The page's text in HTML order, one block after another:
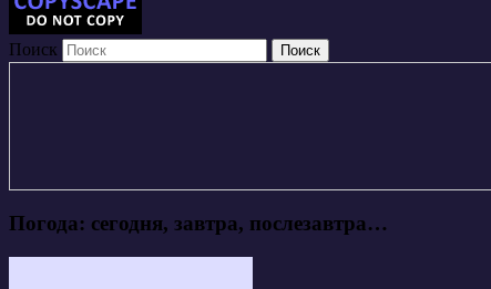
Поиск
Погода: сегодня, завтра, послезавтра…